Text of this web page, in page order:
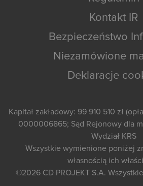
Kontakt IR
Bezpieczeństwo
Niezamówione
Deklaracje
Kapitał zakładowy: 99 910 510 zł
0000006865; Sąd Rejonowy dla
Wydział KRS
Wszystkie wymienione poniżej
własnością ich
©2026 CD PROJEKT S.A.